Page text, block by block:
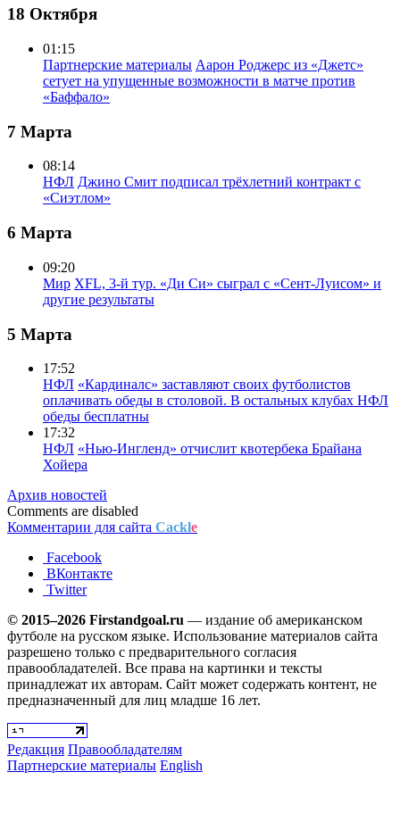
18 Октября
01:15
Партнерские материалы Аарон Роджерс из «Джетс»
сетует на упущенные возможности в матче против
«Баффало»
7 Марта
08:14
НФЛ Джино Смит подписал трёхлетний контракт с
«Сиэтлом»
6 Марта
09:20
Мир XFL, 3-й тур. «Ди Си» сыграл с «Сент-Луисом» и
другие результаты
5 Марта
17:52
НФЛ «Кардиналс» заставляют своих футболистов
оплачивать обеды в столовой. В остальных клубах НФЛ
обеды бесплатны
17:32
НФЛ «Нью-Ингленд» отчислит квотербека Брайана
Хойера
Архив новостей
Comments are disabled
Комментарии для сайта Cackle
Facebook
ВКонтакте
Twitter
© 2015–2026 Firstandgoal.ru — издание об американском
футболе на русском языке. Использование материалов cайта
разрешено только с предварительного согласия
правообладателей. Все права на картинки и тексты
принадлежат их авторам. Сайт может содержать контент, не
предназначенный для лиц младше 16 лет.
Редакция Правообладателям
Партнерские материалы English